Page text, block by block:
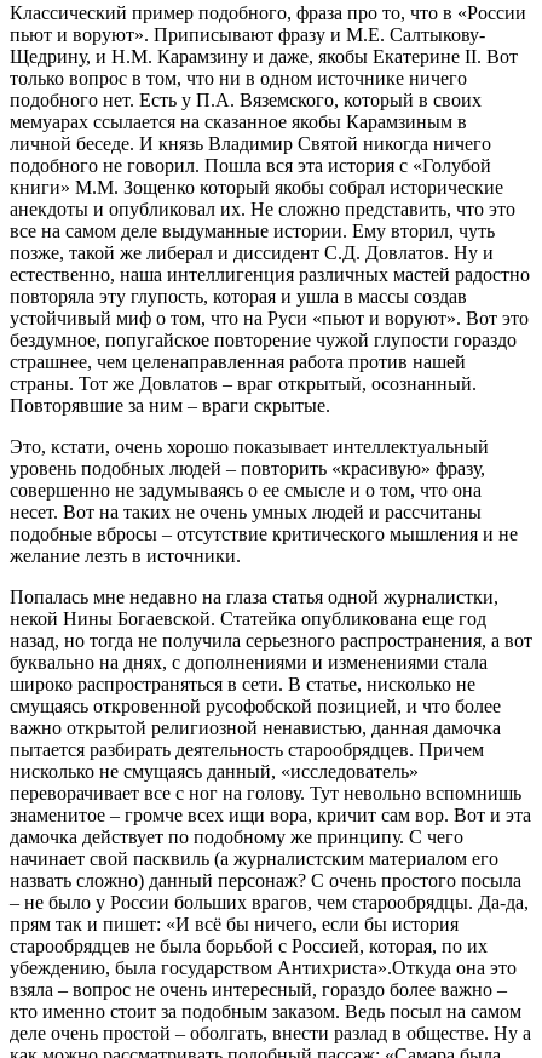
Классический пример подобного, фраза про то, что в «России
пьют и воруют». Приписывают фразу и М.Е. Салтыкову-
Щедрину, и Н.М. Карамзину и даже, якобы Екатерине II. Вот
только вопрос в том, что ни в одном источнике ничего
подобного нет. Есть у П.А. Вяземского, который в своих
мемуарах ссылается на сказанное якобы Карамзиным в
личной беседе. И князь Владимир Святой никогда ничего
подобного не говорил. Пошла вся эта история с «Голубой
книги» М.М. Зощенко который якобы собрал исторические
анекдоты и опубликовал их. Не сложно представить, что это
все на самом деле выдуманные истории. Ему вторил, чуть
позже, такой же либерал и диссидент С.Д. Довлатов. Ну и
естественно, наша интеллигенция различных мастей радостно
повторяла эту глупость, которая и ушла в массы создав
устойчивый миф о том, что на Руси «пьют и воруют». Вот это
бездумное, попугайское повторение чужой глупости гораздо
страшнее, чем целенаправленная работа против нашей
страны. Тот же Довлатов – враг открытый, осознанный.
Повторявшие за ним – враги скрытые.
Это, кстати, очень хорошо показывает интеллектуальный
уровень подобных людей – повторить «красивую» фразу,
совершенно не задумываясь о ее смысле и о том, что она
несет. Вот на таких не очень умных людей и рассчитаны
подобные вбросы – отсутствие критического мышления и не
желание лезть в источники.
Попалась мне недавно на глаза статья одной журналистки,
некой Нины Богаевской. Статейка опубликована еще год
назад, но тогда не получила серьезного распространения, а вот
буквально на днях, с дополнениями и изменениями стала
широко распространяться в сети. В статье, нисколько не
смущаясь откровенной русофобской позицией, и что более
важно открытой религиозной ненавистью, данная дамочка
пытается разбирать деятельность старообрядцев. Причем
нисколько не смущаясь данный, «исследователь»
переворачивает все с ног на голову. Тут невольно вспомнишь
знаменитое – громче всех ищи вора, кричит сам вор. Вот и эта
дамочка действует по подобному же принципу. С чего
начинает свой пасквиль (а журналистским материалом его
назвать сложно) данный персонаж? С очень простого посыла
– не было у России больших врагов, чем старообрядцы. Да-да,
прям так и пишет: «И всё бы ничего, если бы история
старообрядцев не была борьбой с Россией, которая, по их
убеждению, была государством Антихриста».Откуда она это
взяла – вопрос не очень интересный, гораздо более важно –
кто именно стоит за подобным заказом. Ведь посыл на самом
деле очень простой – оболгать, внести разлад в обществе. Ну а